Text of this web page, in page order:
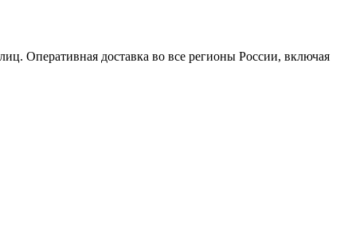
Оперативная доставка во все регионы России, включая